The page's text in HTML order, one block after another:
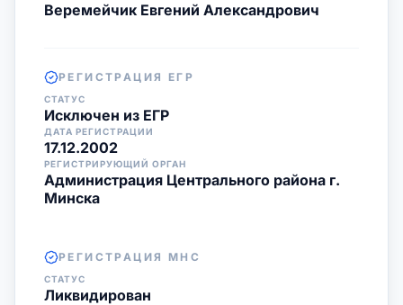
Веремейчик Евгений Александрович
РЕГИСТРАЦИЯ ЕГР
СТАТУС
Исключен из ЕГР
ДАТА РЕГИСТРАЦИИ
17.12.2002
РЕГИСТРИРУЮЩИЙ ОРГАН
Администрация Центрального района г.
Минска
РЕГИСТРАЦИЯ МНС
СТАТУС
Ликвидирован